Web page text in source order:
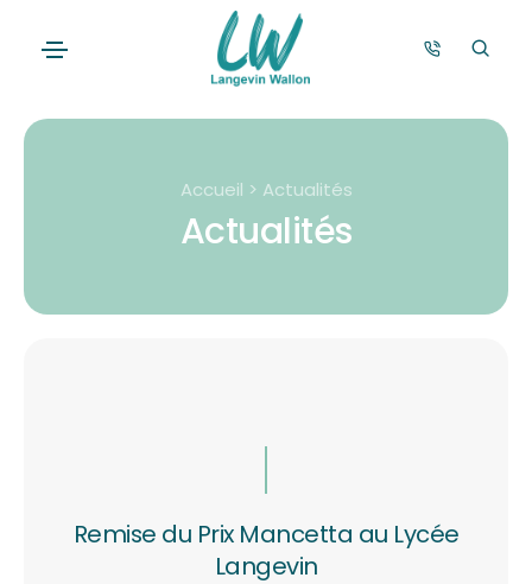
Accueil > Actualités
Actualités
Remise du Prix Mancetta au Lycée
Langevin